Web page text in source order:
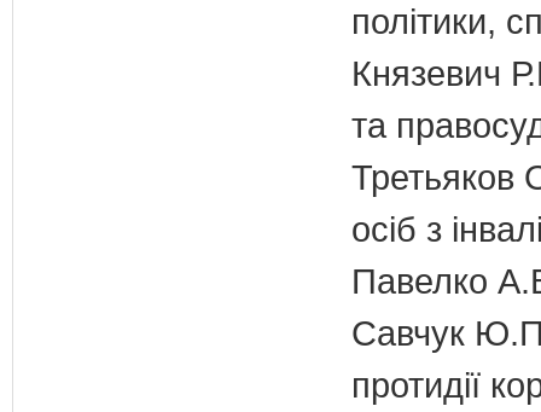
політики,
Князевич
та
Третьяков
осіб з
Павелко
Савчук Ю.П.
протидії